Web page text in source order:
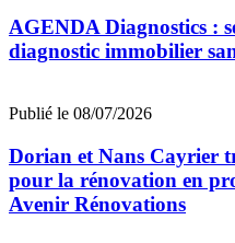
AGENDA Diagnostics :
diagnostic immobilier
Publié le 08/07/2026
Dorian et Nans Cayrier
pour la rénovation en
Avenir Rénovations